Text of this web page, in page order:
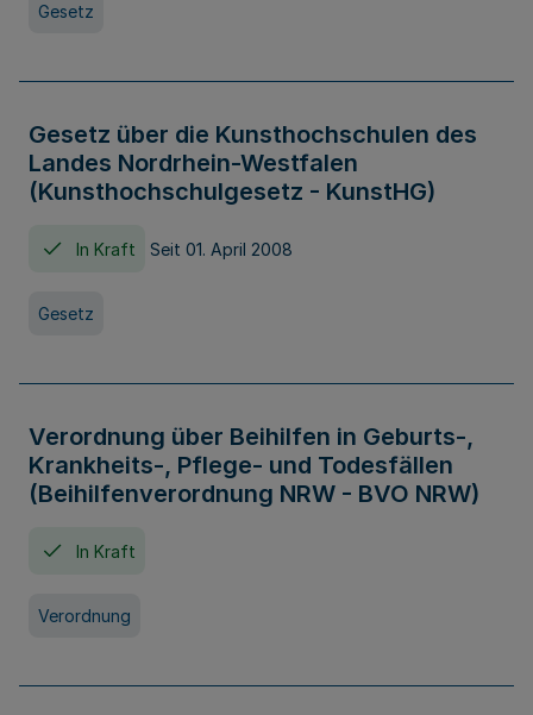
Gesetz
Gesetz über die Kunsthochschulen des
Landes Nordrhein-Westfalen
(Kunsthochschulgesetz - KunstHG)
In Kraft Seit 01. April 2008
Gesetz
Verordnung über Beihilfen in Geburts-,
Krankheits-, Pflege- und Todesfällen
(Beihilfenverordnung NRW - BVO NRW)
In Kraft
Verordnung